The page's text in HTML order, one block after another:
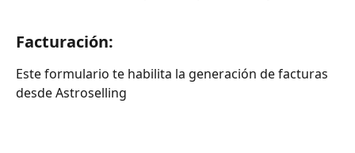
Facturación:
Este formulario te habilita la generación de facturas
desde Astroselling